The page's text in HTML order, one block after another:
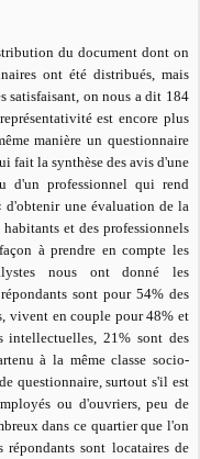
du document dont on
ont été distribués, mais
satisfaisant, on nous a dit 184
est encore plus
manière un questionnaire
fait la synthèse des avis d'une
d'un professionnel qui rend
d'obtenir une évaluation de la
et des professionnels
à prendre en compte les
nous ont donné les
sont pour 54% des
vivent en couple pour 48% et
intellectuelles, 21% sont des
à la même classe socio-
questionnaire, surtout s'il est
ou d'ouvriers, peu de
dans ce quartier que l'on
sont locataires de